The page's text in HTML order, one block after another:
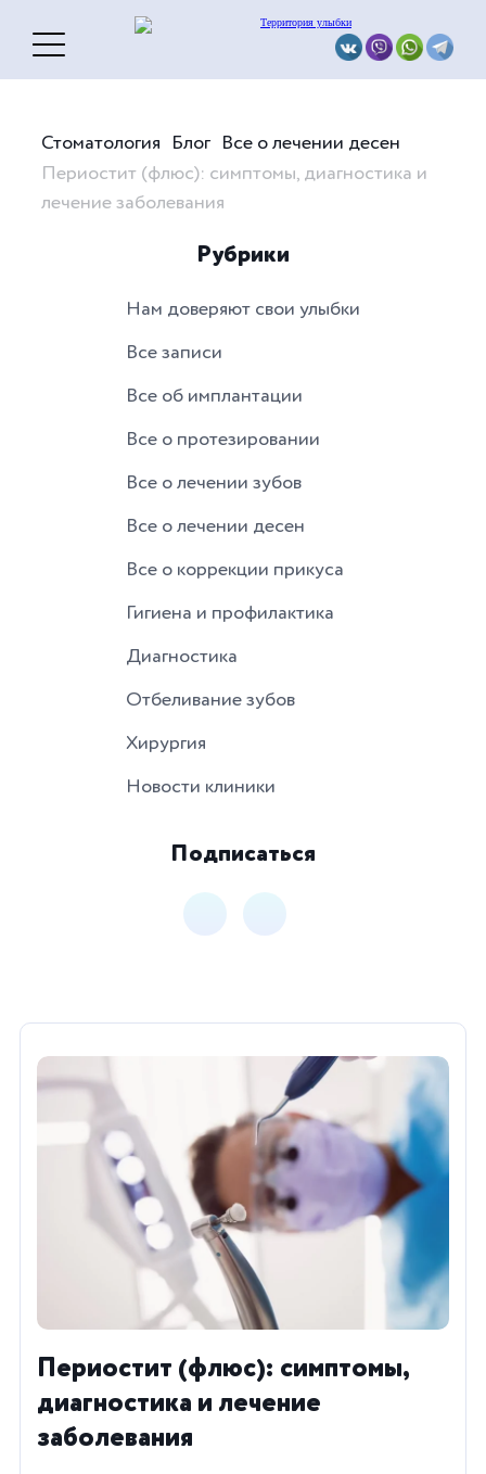
Стоматология Блог Все о лечении десен
Периостит (флюс): симптомы, диагностика и
лечение заболевания
Рубрики
Нам доверяют свои улыбки
Все записи
Все об имплантации
Все о протезировании
Все о лечении зубов
Все о лечении десен
Все о коррекции прикуса
Гигиена и профилактика
Диагностика
Отбеливание зубов
Хирургия
Новости клиники
Подписаться
Периостит (флюс): симптомы,
диагностика и лечение
заболевания